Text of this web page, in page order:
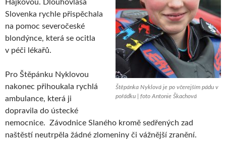
Štěpánka Nyklová je po včerejším pádu v
pořádku | foto Antonie Škachová
Hajkovou. Dlouhovlasá
Slovenka rychle přispěchala
na pomoc severočeské
blondýnce, která se ocitla
v péči lékařů.
Pro Štěpánku Nyklovou
nakonec přihoukala rychlá
ambulance, která ji
dopravila do ústecké
nemocnice. Závodnice Slaného kromě sedřených zad
naštěstí neutrpěla žádné zlomeniny či vážnější zranění.